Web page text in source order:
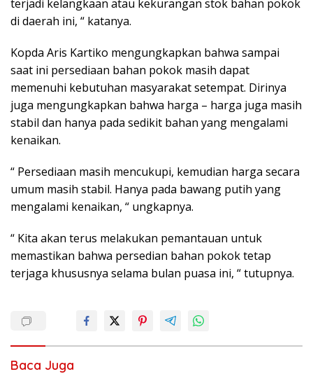
terjadi kelangkaan atau kekurangan stok bahan pokok
di daerah ini, “ katanya.
Kopda Aris Kartiko mengungkapkan bahwa sampai
saat ini persediaan bahan pokok masih dapat
memenuhi kebutuhan masyarakat setempat. Dirinya
juga mengungkapkan bahwa harga – harga juga masih
stabil dan hanya pada sedikit bahan yang mengalami
kenaikan.
“ Persediaan masih mencukupi, kemudian harga secara
umum masih stabil. Hanya pada bawang putih yang
mengalami kenaikan, “ ungkapnya.
“ Kita akan terus melakukan pemantauan untuk
memastikan bahwa persedian bahan pokok tetap
terjaga khususnya selama bulan puasa ini, “ tutupnya.
Baca Juga